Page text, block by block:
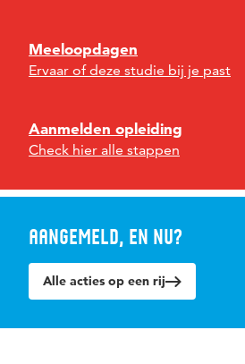
Meeloopdagen
Ervaar of deze studie bij je past
Aanmelden opleiding
Check hier alle stappen
Aangemeld, en nu?
Alle acties op een rij